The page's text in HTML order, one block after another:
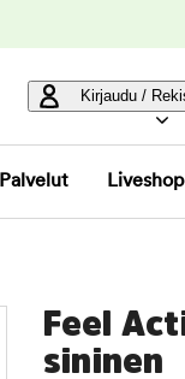
Kirjaudu /
Palvelut
Feel
sininen